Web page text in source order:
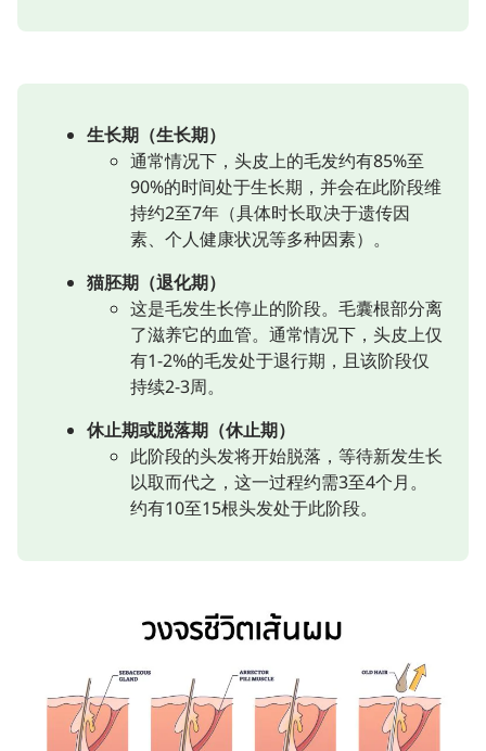
生长期（生长期）
通常情况下，头皮上的毛发约有85%至
90%的时间处于生长期，并会在此阶段维
持约2至7年（具体时长取决于遗传因
素、个人健康状况等多种因素）。
猫胚期（退化期）
这是毛发生长停止的阶段。毛囊根部分离
了滋养它的血管。通常情况下，头皮上仅
有1-2%的毛发处于退行期，且该阶段仅
持续2-3周。
休止期或脱落期（休止期）
此阶段的头发将开始脱落，等待新发生长
以取而代之，这一过程约需3至4个月。
约有10至15根头发处于此阶段。